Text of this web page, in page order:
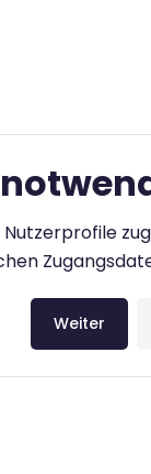
Weiter